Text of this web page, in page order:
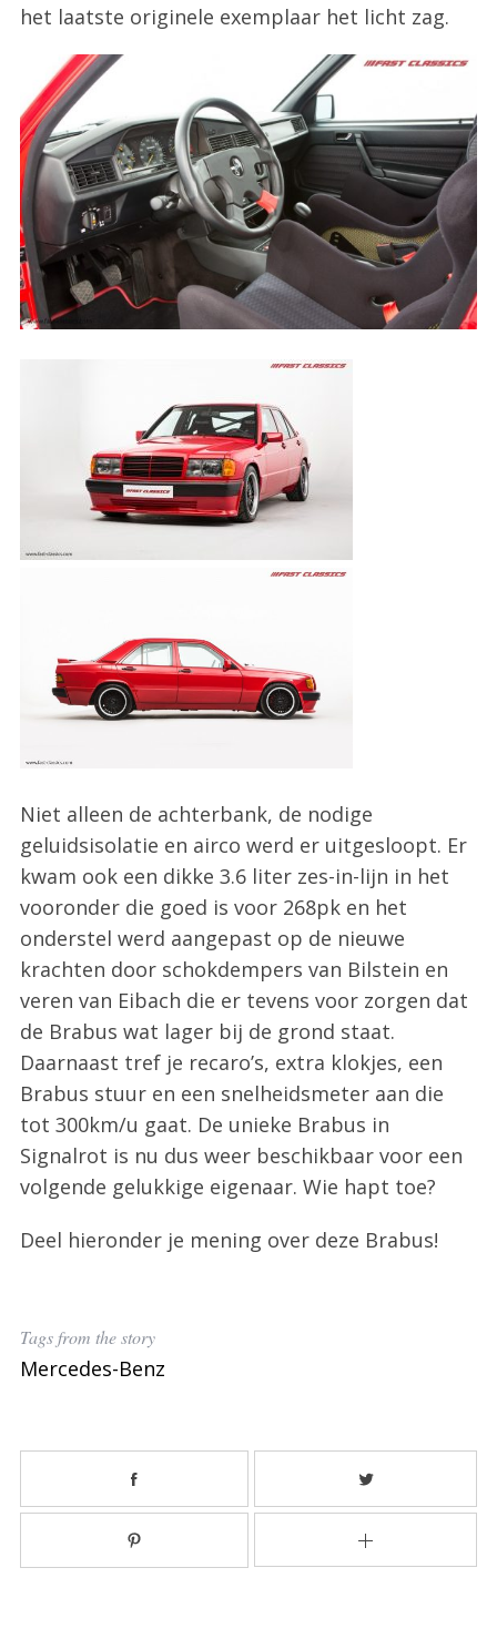
het laatste originele exemplaar het licht zag.
Niet alleen de achterbank, de nodige
geluidsisolatie en airco werd er uitgesloopt. Er
kwam ook een dikke 3.6 liter zes-in-lijn in het
vooronder die goed is voor 268pk en het
onderstel werd aangepast op de nieuwe
krachten door schokdempers van Bilstein en
veren van Eibach die er tevens voor zorgen dat
de Brabus wat lager bij de grond staat.
Daarnaast tref je recaro’s, extra klokjes, een
Brabus stuur en een snelheidsmeter aan die
tot 300km/u gaat. De unieke Brabus in
Signalrot is nu dus weer beschikbaar voor een
volgende gelukkige eigenaar. Wie hapt toe?
Deel hieronder je mening over deze Brabus!
Tags from the story
Mercedes-Benz
S
e
h
o